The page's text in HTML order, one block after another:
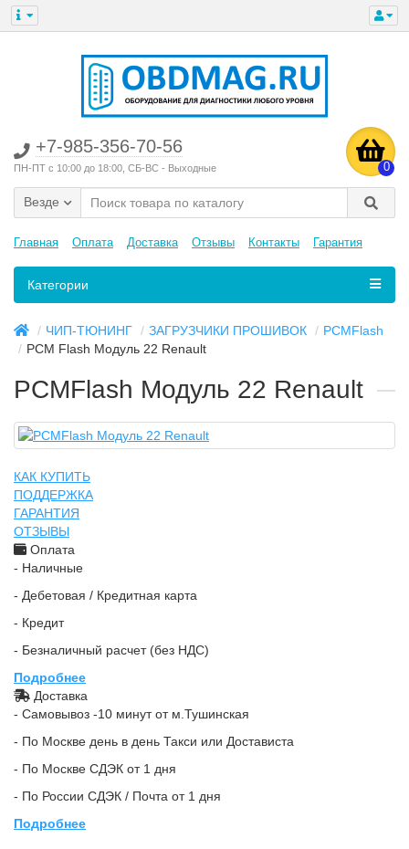
+7-985-356-70-56
ПН-ПТ с 10:00 до 18:00, СБ-ВС - Выходные 0
Везде
Главная Оплата Доставка Отзывы Контакты Гарантия
Категории
ЧИП-ТЮНИНГ ЗАГРУЗЧИКИ ПРОШИВОК
PCMFlash
PCM Flash Модуль 22 Renault
PCMFlash Модуль 22 Renault
КАК КУПИТЬ
ПОДДЕРЖКА
ГАРАНТИЯ
ОТЗЫВЫ
Оплата
- Наличные
- Дебетовая / Кредитная карта
- Кредит
- Безналичный расчет (без НДС)
Подробнее
Доставка
- Самовывоз -10 минут от м.Тушинская
- По Москве день в день Такси или Достависта
- По Москве СДЭК от 1 дня
- По России СДЭК / Почта от 1 дня
Подробнее